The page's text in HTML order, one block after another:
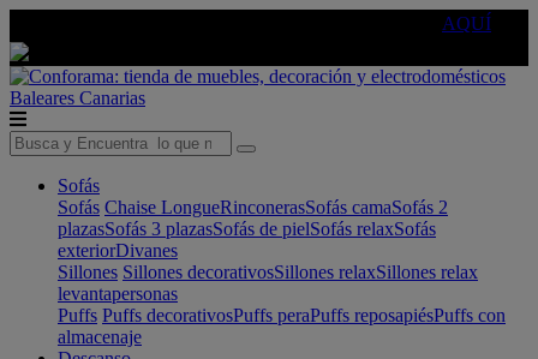
AQUÍ
Baleares Canarias
Sofás
Sofás Chaise LongueRinconerasSofás camaSofás 2
plazasSofás 3 plazasSofás de pielSofás relaxSofás
exteriorDivanes
Sillones Sillones decorativosSillones relaxSillones relax
levantapersonas
Puffs Puffs decorativosPuffs peraPuffs reposapiésPuffs con
almacenaje